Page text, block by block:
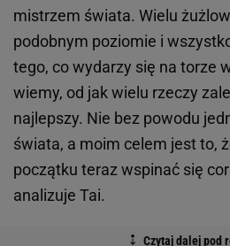
mistrzem świata. Wielu
podobnym poziomie i
tego, co wydarzy się na torze
wiemy, od jak wielu rzeczy
najlepszy. Nie bez powodu
świata, a moim celem jest to,
początku teraz wspinać się
analizuje Tai.